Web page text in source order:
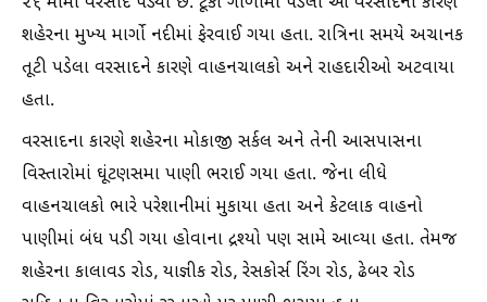
શહેરના મુખ્ય માર્ગો નદીમાં ફેરવાઈ ગયા હતા. રાત્રિના સમયે અચાનક
તૂટી પડેલા વરસાદને કારણે વાહનચાલકો અને રાહદારીઓ અટવાયા
હતા.
વરસાદના કારણે શહેરના મોકાજી સર્કલ અને તેની આસપાસના
વિસ્તારોમાં ઘૂંટણસમા પાણી ભરાઈ ગયા હતા. જેના લીધે
વાહનચાલકો ભારે પરેશાનીમાં મુકાયા હતા અને કેટલાક વાહનો
પાણીમાં બંધ પડી ગયા હોવાના દ્રશ્યો પણ સામે આવ્યા હતા. તેમજ
શહેરના કાલાવડ રોડ, યાજ્ઞીક રોડ, રેસકોર્સ રિંગ રોડ, ઢેબર રોડ